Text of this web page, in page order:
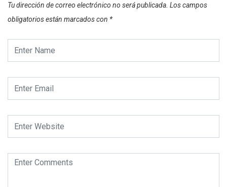
Tu dirección de correo electrónico no será publicada. Los campos
obligatorios están marcados con *